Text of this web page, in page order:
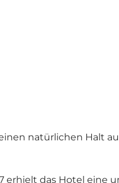
natürlichen Halt
erhielt das Hotel eine